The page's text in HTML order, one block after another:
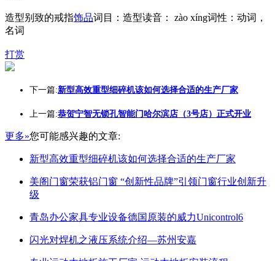
造型别致的戒指饰品词目：造型读音： zào xíng词性：动词，
名词
打赏
下一篇:新型高效重型细碎机该如何选择合适的生产厂家
上一篇:恭贺宁智无锁孔智能门哈尔滨店（3号店）正式开业
更多»您可能感兴趣的文章:
新型高效重型细碎机该如何选择合适的生产厂家
美阁门窗荣获铝门窗 “创新性品牌”引领门窗行业创新升
级
青岛办公家具专业设备德国原装的威力Unicontrol6
闪光对焊机之液压系统介绍—苏州安嘉